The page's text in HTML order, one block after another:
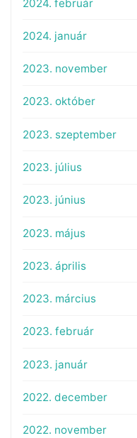
2024. február
2024. január
2023. november
2023. október
2023. szeptember
2023. július
2023. június
2023. május
2023. április
2023. március
2023. február
2023. január
2022. december
2022. november